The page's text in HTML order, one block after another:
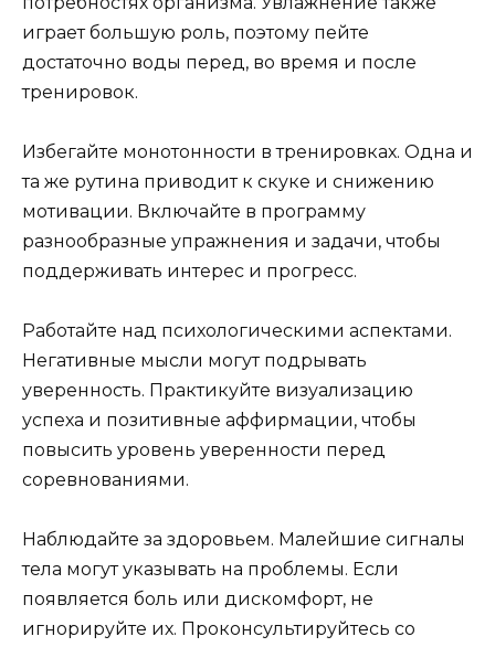
играет большую роль, поэтому пейте
достаточно воды перед, во время и после
тренировок.
Избегайте монотонности в тренировках. Одна и
та же рутина приводит к скуке и снижению
мотивации. Включайте в программу
разнообразные упражнения и задачи, чтобы
поддерживать интерес и прогресс.
Работайте над психологическими аспектами.
Негативные мысли могут подрывать
уверенность. Практикуйте визуализацию
успеха и позитивные аффирмации, чтобы
повысить уровень уверенности перед
соревнованиями.
Наблюдайте за здоровьем. Малейшие сигналы
тела могут указывать на проблемы. Если
появляется боль или дискомфорт, не
игнорируйте их. Проконсультируйтесь со